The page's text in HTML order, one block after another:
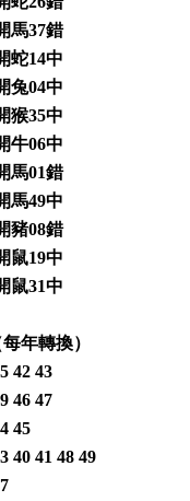
馬37錯
蛇14中
兔04中
猴35中
牛06中
馬01錯
馬49中
豬08錯
鼠19中
鼠31中
年轉換）
42 43
46 47
45
40 41 48 49